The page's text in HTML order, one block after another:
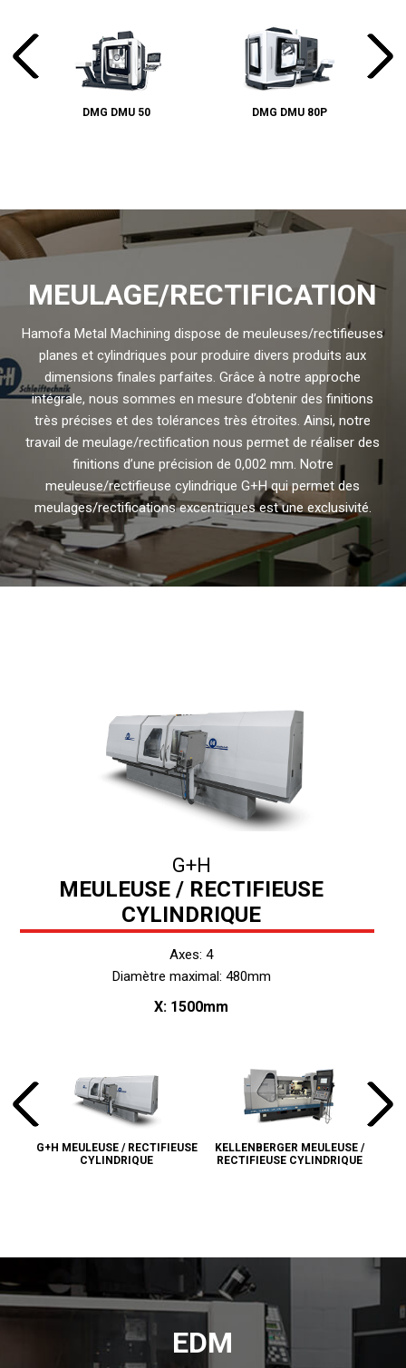
DMG DMU 50 DMG DMU 80P
MEULAGE/RECTIFICATION
Hamofa Metal Machining dispose de meuleuses/rectifieuses
planes et cylindriques pour produire divers produits aux
dimensions finales parfaites. Grâce à notre approche
intégrale, nous sommes en mesure d’obtenir des finitions
très précises et des tolérances très étroites. Ainsi, notre
travail de meulage/rectification nous permet de réaliser des
finitions d’une précision de 0,002 mm. Notre
meuleuse/rectifieuse cylindrique G+H qui permet des
meulages/rectifications excentriques est une exclusivité.
G+H
MEULEUSE / RECTIFIEUSE
CYLINDRIQUE
Axes: 4
Diamètre maximal: 480mm
X: 1500mm
G+H MEULEUSE / RECTIFIEUSE
CYLINDRIQUE
KELLENBERGER MEULEUSE /
RECTIFIEUSE CYLINDRIQUE
EDM